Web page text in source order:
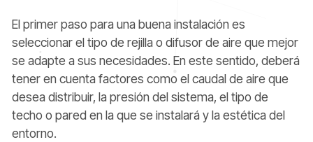
El primer paso para una buena instalación es
seleccionar el tipo de rejilla o difusor de aire que mejor
se adapte a sus necesidades. En este sentido, deberá
tener en cuenta factores como el caudal de aire que
desea distribuir, la presión del sistema, el tipo de
techo o pared en la que se instalará y la estética del
entorno.